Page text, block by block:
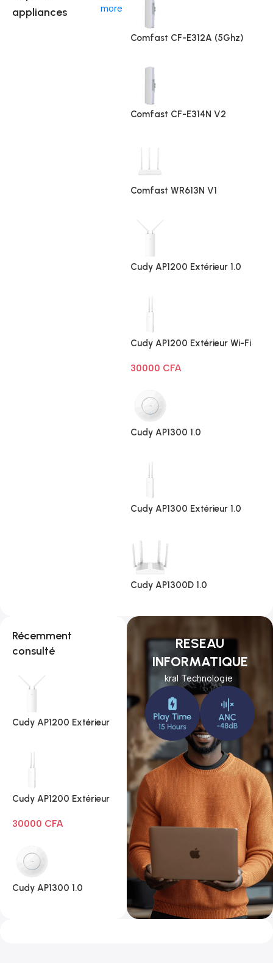
Récemment
consulté
Cudy AP1200 Extérieur
Cudy AP1200 Extérieur
30000 CFA
Cudy AP1300 1.0
RESEAU
INFORMATIQUE
kral Technologie
appliances
more
Comfast CF-E312A (5Ghz)
Comfast CF-E314N V2
Comfast WR613N V1
Cudy AP1200 Extérieur 1.0
Cudy AP1200 Extérieur Wi-Fi
30000 CFA
Cudy AP1300 1.0
Cudy AP1300 Extérieur 1.0
Cudy AP1300D 1.0